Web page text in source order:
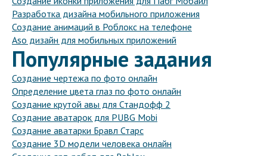
Разработка дизайна мобильного приложения
Создание анимаций в Роблокс на телефоне
Aso дизайн для мобильных приложений
Популярные задания
Создание чертежа по фото онлайн
Определение цвета глаз по фото онлайн
Создание крутой авы для Стандофф 2
Создание аватарок для PUBG Mobi
Создание аватарки Бравл Старс
Создание 3D модели человека онлайн